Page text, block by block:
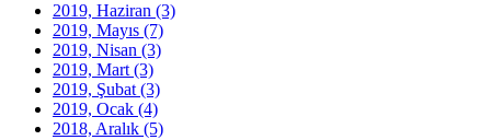
2019, Haziran (3)
2019, Mayıs (7)
2019, Nisan (3)
2019, Mart (3)
2019, Şubat (3)
2019, Ocak (4)
2018, Aralık (5)